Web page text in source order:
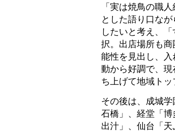
「実は焼鳥の職
とした語り口な
したいと考え、
択。出店場所も
能性を見出し、
動から好調で、
ち上げて地域トッ
その後は、成城
石橋」、経堂「
出汁」、仙台「天